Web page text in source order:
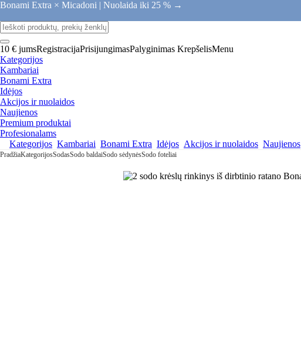
Bonami Extra × Micadoni | Nuolaida iki 25 % →
10 € jumsRegistracijaPrisijungimasPalyginimas KrepšelisMenu
Kategorijos
Kambariai
Bonami Extra
Idėjos
Akcijos ir nuolaidos
Naujienos
Premium produktai
Profesionalams
Kategorijos Kambariai Bonami Extra Idėjos Akcijos ir nuolaidos Naujienos
PradžiaKategorijosSodasSodo baldaiSodo sėdynėsSodo foteliai